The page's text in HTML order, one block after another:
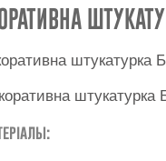
штукатурка